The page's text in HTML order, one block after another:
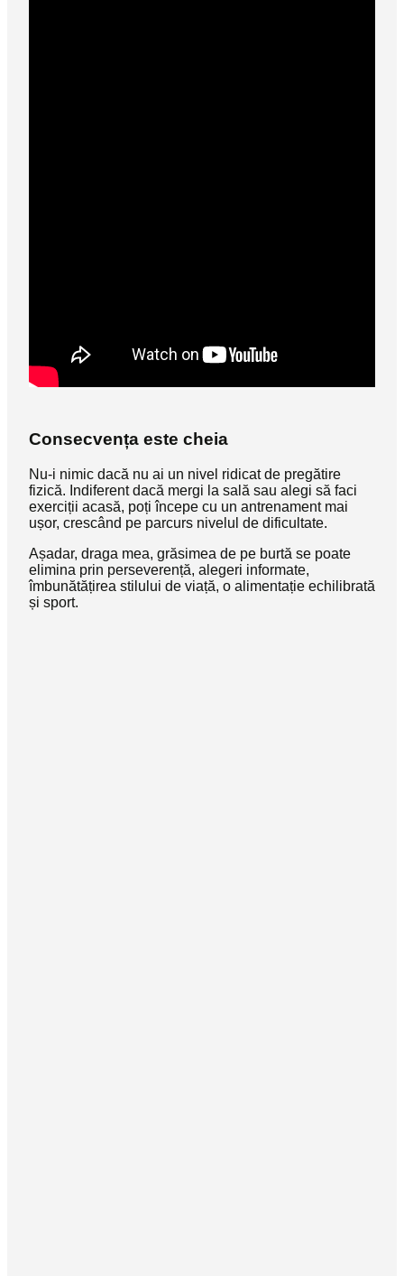
Consecvența este cheia
Nu-i nimic dacă nu ai un nivel ridicat de pregătire
fizică. Indiferent dacă mergi la sală sau alegi să faci
exerciții acasă, poți începe cu un antrenament mai
ușor, crescând pe parcurs nivelul de dificultate.
Așadar, draga mea, grăsimea de pe burtă se poate
elimina prin perseverență, alegeri informate,
îmbunătățirea stilului de viață, o alimentație echilibrată
și sport.